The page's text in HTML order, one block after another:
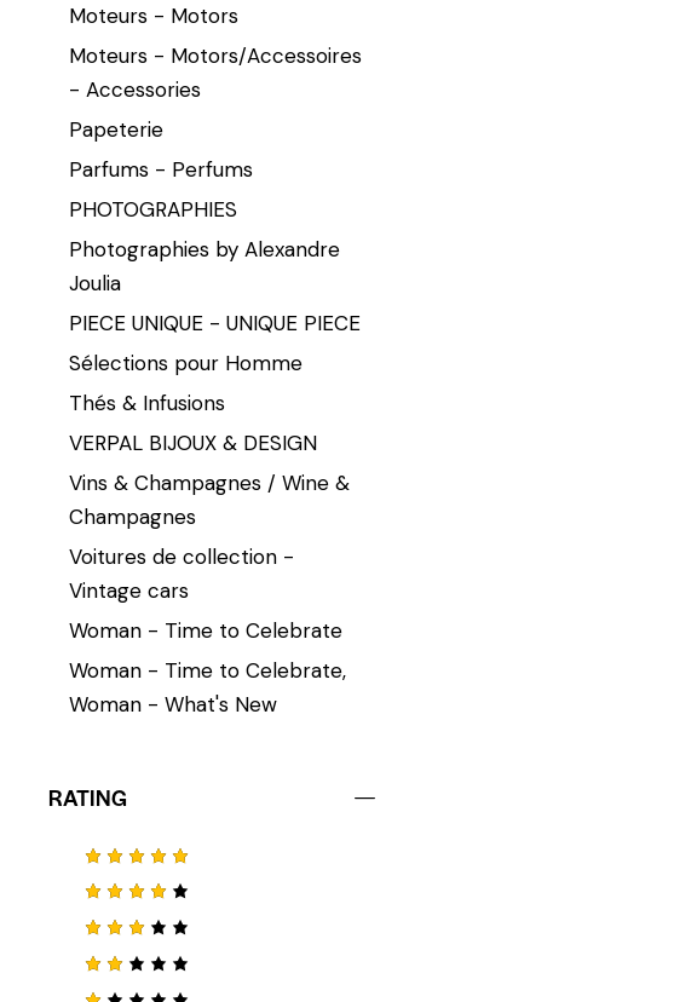
Moteurs - Motors
Moteurs - Motors/Accessoires
- Accessories
Papeterie
Parfums - Perfums
PHOTOGRAPHIES
Photographies by Alexandre
Joulia
PIECE UNIQUE - UNIQUE PIECE
Sélections pour Homme
Thés & Infusions
VERPAL BIJOUX & DESIGN
Vins & Champagnes / Wine &
Champagnes
Voitures de collection -
Vintage cars
Woman - Time to Celebrate
Woman - Time to Celebrate,
Woman - What's New
RATING
Note
5
sur 5
Note
4
sur 5
Note
3
Not